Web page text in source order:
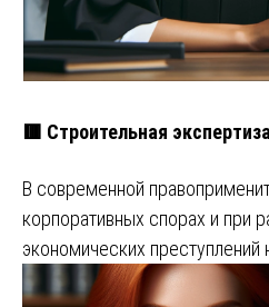
🟥 Строительная
В современной
корпоративных спорах и при
экономических преступлений